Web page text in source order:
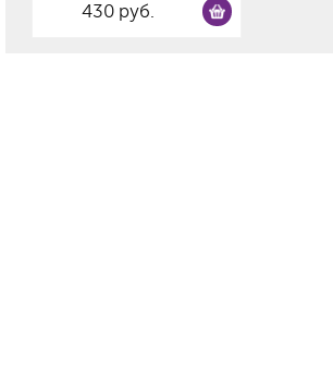
430 руб.